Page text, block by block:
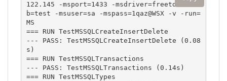
122.145 -msport=1433 -msdriver=freetds -msd
b=test -msuser=sa -mspass=1qaz@WSX -v -run=
MS
=== RUN TestMSSQLCreateInsertDelete
--- PASS: TestMSSQLCreateInsertDelete (0.08
s)
=== RUN TestMSSQLTransactions
--- PASS: TestMSSQLTransactions (0.14s)
=== RUN TestMSSQLTypes